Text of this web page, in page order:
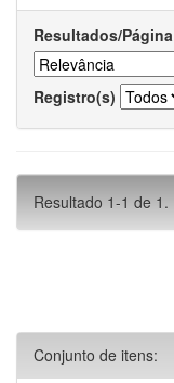
Resultados/Página
Registro(s)
Resultado 1-1 de 1.
Conjunto de itens: